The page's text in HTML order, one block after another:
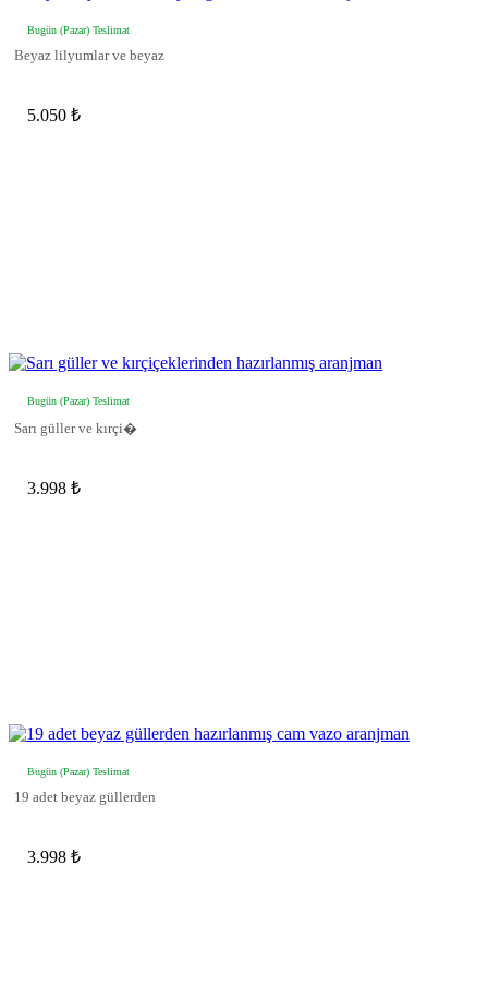
Bugün (Pazar) Teslimat
Beyaz lilyumlar ve beyaz
5.050 ₺
Bugün (Pazar) Teslimat
Sarı güller ve kırçi�
3.998 ₺
Bugün (Pazar) Teslimat
19 adet beyaz güllerden
3.998 ₺